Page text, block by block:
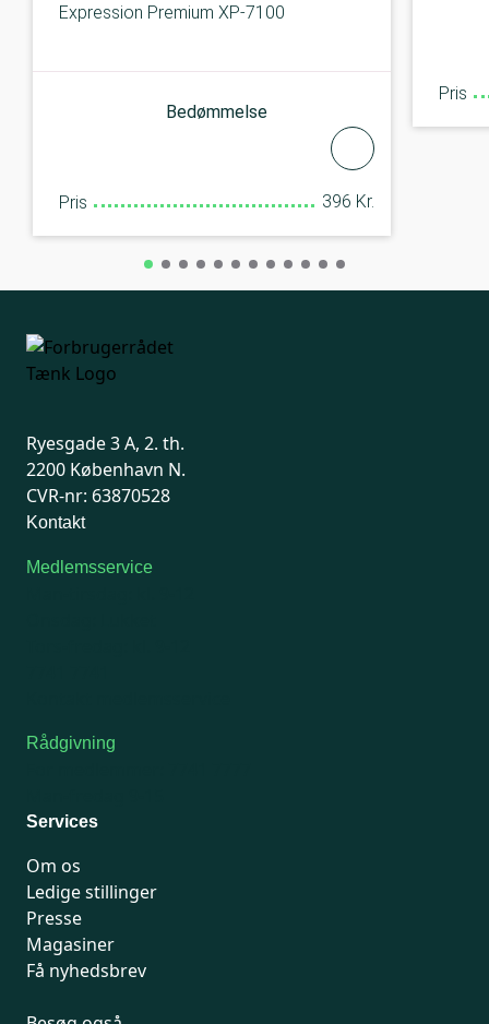
Expression Premium XP-7100
Bedømmelse
Pris 396 Kr.
Pris
Ryesgade 3 A, 2. th.
2200 København N.
CVR-nr: 63870528
Kontakt
Medlemsservice
Rådgivning
Services
Om os
Ledige stillinger
Presse
Magasiner
Få nyhedsbrev